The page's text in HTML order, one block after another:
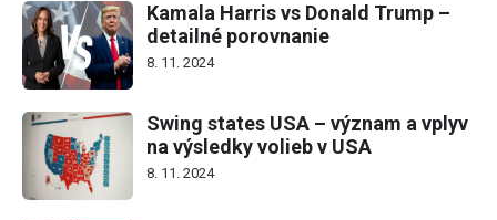
Kamala Harris vs Donald Trump –
detailné porovnanie
8. 11. 2024
Swing states USA – význam a vplyv
na výsledky volieb v USA
8. 11. 2024